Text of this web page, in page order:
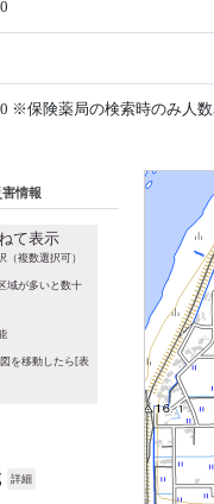
※保険薬局の検索時のみ人
害情報
て表示
（複数選択可）
域が多いと数十
を移動したら[表
詳細